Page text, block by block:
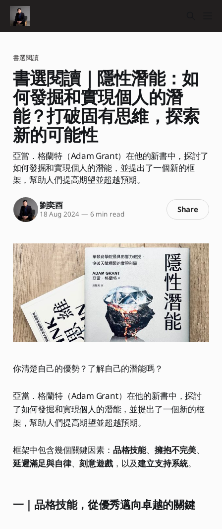
書選閱讀
書選閱讀｜隱性潛能：如
何發掘和實現個人的潛
能？打破固有思維，探索
新的可能性
亞當．格蘭特（Adam Grant）在他的新書中，探討了
如何發掘和實現個人的潛能，並提出了一個新的框
架，幫助人們提高期望並超越預期。
劉奕酉
18 Aug 2024 — 6 min read Share
你清楚自己的優勢？了解自己的潛能嗎？
亞當．格蘭特（Adam Grant）在他的新書中，探討
了如何發掘和實現個人的潛能，並提出了一個新的框
架，幫助人們提高期望並超越預期。
框架中包含幾個關鍵因素： 品格技能、 擁抱不完美、
延遲滿足與自律、刻意遊戲，以及建立支持系統。
一｜品格技能，從優秀邁向卓越的關鍵